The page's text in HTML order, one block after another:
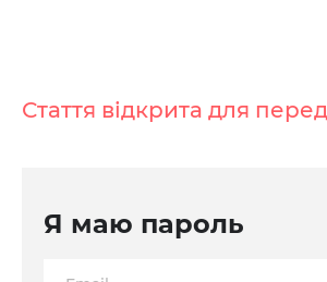
Стаття відкрита для
Я маю пароль